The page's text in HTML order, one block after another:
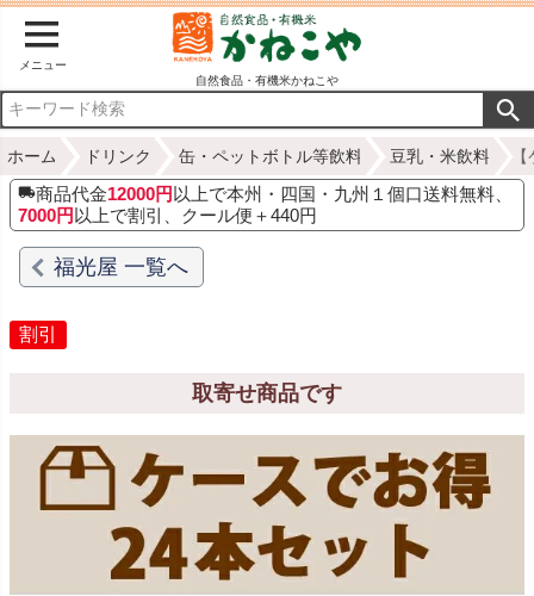
メニュー
自然食品・有機米かねこや
ホーム ドリンク 缶・ペットボトル等飲料 豆乳・米飲料
商品代金12000円 以上で本州・四国・九州１個口送料無料、
7000円 以上で割引、クール便＋440円
福光屋 一覧へ
割引
取寄せ商品です